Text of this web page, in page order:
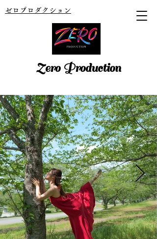
ゼロプロダクション
Zero Production